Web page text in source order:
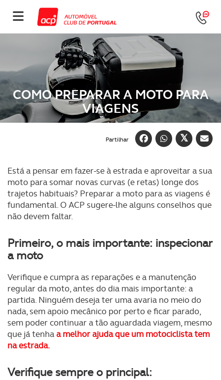
COMO PREPARAR A MOTO PARA
VIAGENS
Partilhar
Está a pensar em fazer-se à estrada e aproveitar a sua
moto para somar novas curvas (e retas) longe dos
trajetos habituais? Preparar a moto para as viagens é
fundamental. O ACP sugere-lhe alguns conselhos que
não devem faltar.
Primeiro, o mais importante: inspecionar
a moto
Verifique e cumpra as reparações e a manutenção
regular da moto, antes do dia mais importante: a
partida. Ninguém deseja ter uma avaria no meio do
nada, sem apoio mecânico por perto e ficar parado,
sem poder continuar a tão aguardada viagem, mesmo
que já tenhaa melhor ajuda que um motociclista tem
na estrada.
Verifique sempre o principal: